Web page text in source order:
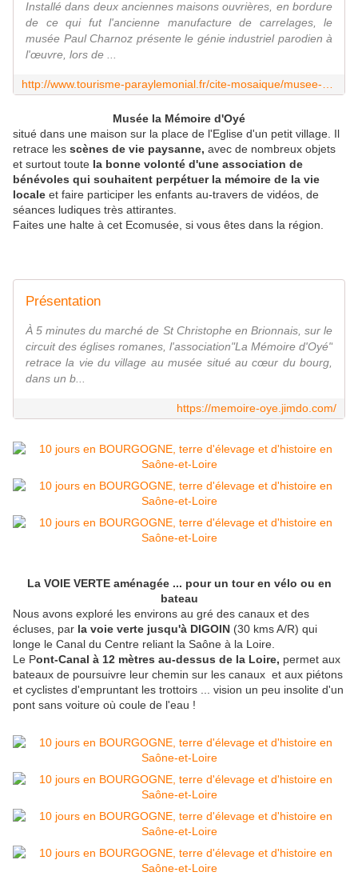
Installé dans deux anciennes maisons ouvrières, en bordure
de ce qui fut l'ancienne manufacture de carrelages, le
musée Paul Charnoz présente le génie industriel parodien à
l'œuvre, lors de ...
Musée la Mémoire d'Oyé
situé dans une maison sur la place de l'Eglise d'un petit village. Il
retrace les scènes de vie paysanne, avec de nombreux objets
et surtout toute la bonne volonté d'une association de
bénévoles qui souhaitent perpétuer la mémoire de la vie
locale et faire participer les enfants au-travers de vidéos, de
séances ludiques très attirantes.
Faites une halte à cet Ecomusée, si vous êtes dans la région.
Présentation
À 5 minutes du marché de St Christophe en Brionnais, sur le
circuit des églises romanes, l'association"La Mémoire d'Oyé"
retrace la vie du village au musée situé au cœur du bourg,
dans un b...
https://memoire-oye.jimdo.com/
La VOIE VERTE aménagée ... pour un tour en vélo ou en
bateau
Nous avons exploré les environs au gré des canaux et des
écluses, par la voie verte jusqu'à DIGOIN (30 kms A/R) qui
longe le Canal du Centre reliant la Saône à la Loire.
Le Pont-Canal à 12 mètres au-dessus de la Loire, permet aux
bateaux de poursuivre leur chemin sur les canaux et aux piétons
et cyclistes d'empruntant les trottoirs ... vision un peu insolite d'un
pont sans voiture où coule de l'eau !